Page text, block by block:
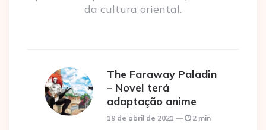
da cultura oriental.
The Faraway Paladin
– Novel terá
adaptação anime
19 de abril de 2021 2 min